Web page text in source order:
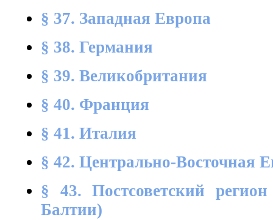
§ 37. Западная Европа
§ 38. Германия
§ 39. Великобритания
§ 40. Франция
§ 41. Италия
§ 42. Центрально-Восточная
§ 43. Постсоветский
Балтии)